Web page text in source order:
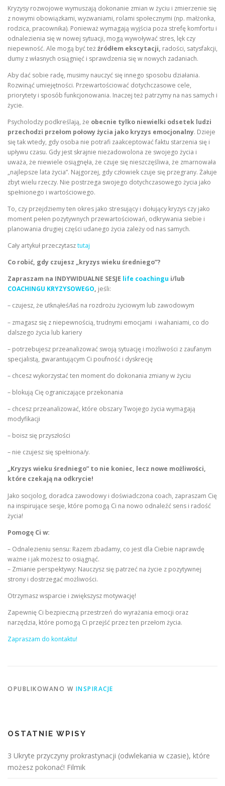
Kryzysy rozwojowe wymuszają dokonanie zmian w życiu i zmierzenie się
z nowymi obowiązkami, wyzwaniami, rolami społecznymi (np. małżonka,
rodzica, pracownika). Ponieważ wymagają wyjścia poza strefę komfortu i
odnalezienia się w nowej sytuacji, mogą wywoływać stres, lęk czy
niepewność. Ale mogą być teżźródłem ekscytacji, radości, satysfakcji,
dumy z własnych osiągnięć i sprawdzenia się w nowych zadaniach.
Aby dać sobie radę, musimy nauczyć się innego sposobu działania.
Rozwinąć umiejętności. Przewartościować dotychczasowe cele,
priorytety i sposób funkcjonowania. Inaczej też patrzymy na nas samych i
życie.
Psycholodzy podkreślają, że obecnie tylko niewielki odsetek ludzi
przechodzi przełom połowy życia jako kryzys emocjonalny. Dzieje
się tak wtedy, gdy osoba nie potrafi zaakceptować faktu starzenia się i
upływu czasu. Gdy jest skrajnie niezadowolona ze swojego życia i
uważa, że niewiele osiągnęła, że czuje się nieszczęśliwa, że zmarnowała
„najlepsze lata życia”. Najgorzej, gdy człowiek czuje się przegrany. Żałuje
zbyt wielu rzeczy. Nie postrzega swojego dotychczasowego życia jako
spełnionego i wartościowego.
To, czy przejdziemy ten okres jako stresujący i dołujący kryzys czy jako
moment pełen pozytywnych przewartościowań, odkrywania siebie i
planowania drugiej części udanego życia zależy od nas samych.
Cały artykuł przeczytasztutaj
Co robić, gdy czujesz „kryzys wieku średniego”?
Zapraszam na INDYWIDUALNE SESJE life coachingu i/lub
COACHINGU KRYZYSOWEGO, jeśli:
– czujesz, że utknąłeś/łaś na rozdrożu życiowym lub zawodowym
– zmagasz się z niepewnością, trudnymi emocjami i wahaniami, co do
dalszego życia lub kariery
– potrzebujesz przeanalizować swoją sytuację i możliwości z zaufanym
specjalistą, gwarantującym Ci poufność i dyskrecję
– chcesz wykorzystać ten moment do dokonania zmiany w życiu
– blokują Cię ograniczające przekonania
– chcesz przeanalizować, które obszary Twojego życia wymagają
modyfikacji
– boisz się przyszłości
– nie czujesz się spełniona/y.
„Kryzys wieku średniego” to nie koniec, lecz nowe możliwości,
które czekają na odkrycie!
Jako socjolog, doradca zawodowy i doświadczona coach, zapraszam Cię
na inspirujące sesje, które pomogą Ci na nowo odnaleźć sens i radość
życia!
Pomogę Ci w:
– Odnalezieniu sensu: Razem zbadamy, co jest dla Ciebie naprawdę
ważne i jak możesz to osiągnąć.
– Zmianie perspektywy: Nauczysz się patrzeć na życie z pozytywnej
strony i dostrzegać możliwości.
Otrzymasz wsparcie i zwiększysz motywację!
Zapewnię Ci bezpieczną przestrzeń do wyrażania emocji oraz
narzędzia, które pomogą Ci przejść przez ten przełom życia.
Zapraszam do kontaktu!
OPUBLIKOWANO W INSPIRACJE
OSTATNIE WPISY
3 Ukryte przyczyny prokrastynacji (odwlekania w czasie), które
możesz pokonać! Filmik